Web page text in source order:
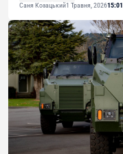
Саня Козацький1 Травня, 202615:01